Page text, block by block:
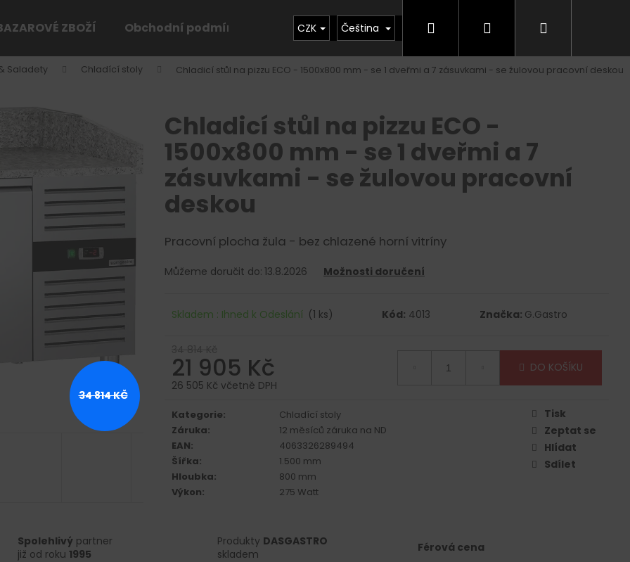
ZBOŽÍ Obchodní podmínky Kontakty Půjčovna Vrácení zboží, odstoupení od
CZK Čeština Hledat Přihlášení
Saladety Chladící stoly Chladicí stůl na pizzu ECO - 1500x800 mm - se 1 dveřmi a 7 zásuvkami - se žulovou pracovní deskou
Chladicí stůl na pizzu ECO -
1500x800 mm - se 1 dveřmi a 7
zásuvkami - se žulovou pracovní
deskou
Pracovní plocha žula - bez chlazené horní vitríny
Můžeme doručit do: 13.8.2026 Možnosti doručení
Skladem : Ihned k Odeslání (1 ks) Kód: 4013 Značka: G.Gastro
21 905 Kč
26 505 Kč včetně DPH
cena:
DO KOŠÍKU
Kategorie:
Chladící stoly
Záruka:
12 měsíců záruka na ND
EAN:
4063326289494
Šířka:
1.500 mm
Hloubka:
800 mm
Výkon: 275 Watt
Tisk
Zeptat se
Hlídat
Sdílet
34 814 KČ
Spolehlivýpartner
již od roku 1995
Produkty DASGASTRO
skladem
Férová cena
Co potřebujete najít?
HLEDAT
Doporučujeme